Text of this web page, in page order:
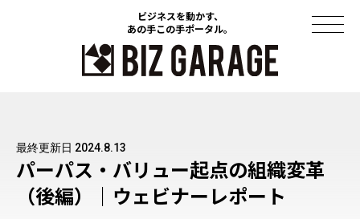
ビジネスを動かす、
あの手この手ポータル。
ビジネスを動かす、
あの手この手ポータル。
セミナー
最終更新日 2024.8.13
パーパス・バリュー起点の組織変革
（後編）｜ウェビナーレポート